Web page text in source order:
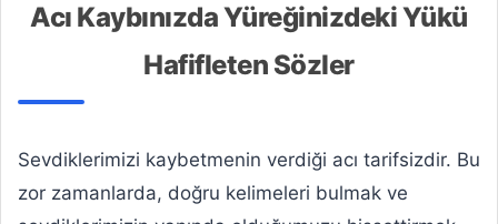
Acı Kaybınızda Yüreğinizdeki Yükü
Hafifleten Sözler
Sevdiklerimizi kaybetmenin verdiği acı tarifsizdir. Bu
zor zamanlarda, doğru kelimeleri bulmak ve